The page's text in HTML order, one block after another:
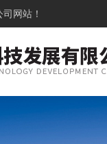
网站！